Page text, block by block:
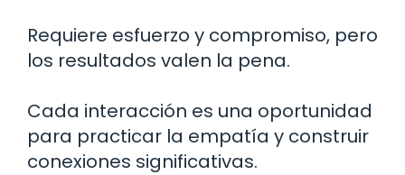
Requiere esfuerzo y compromiso, pero
los resultados valen la pena.
Cada interacción es una oportunidad
para practicar la empatía y construir
conexiones significativas.